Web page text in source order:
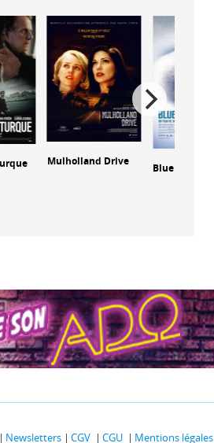
Mulholland Drive
Blue Velvet
Newsletters CGV CGU Mentions légales